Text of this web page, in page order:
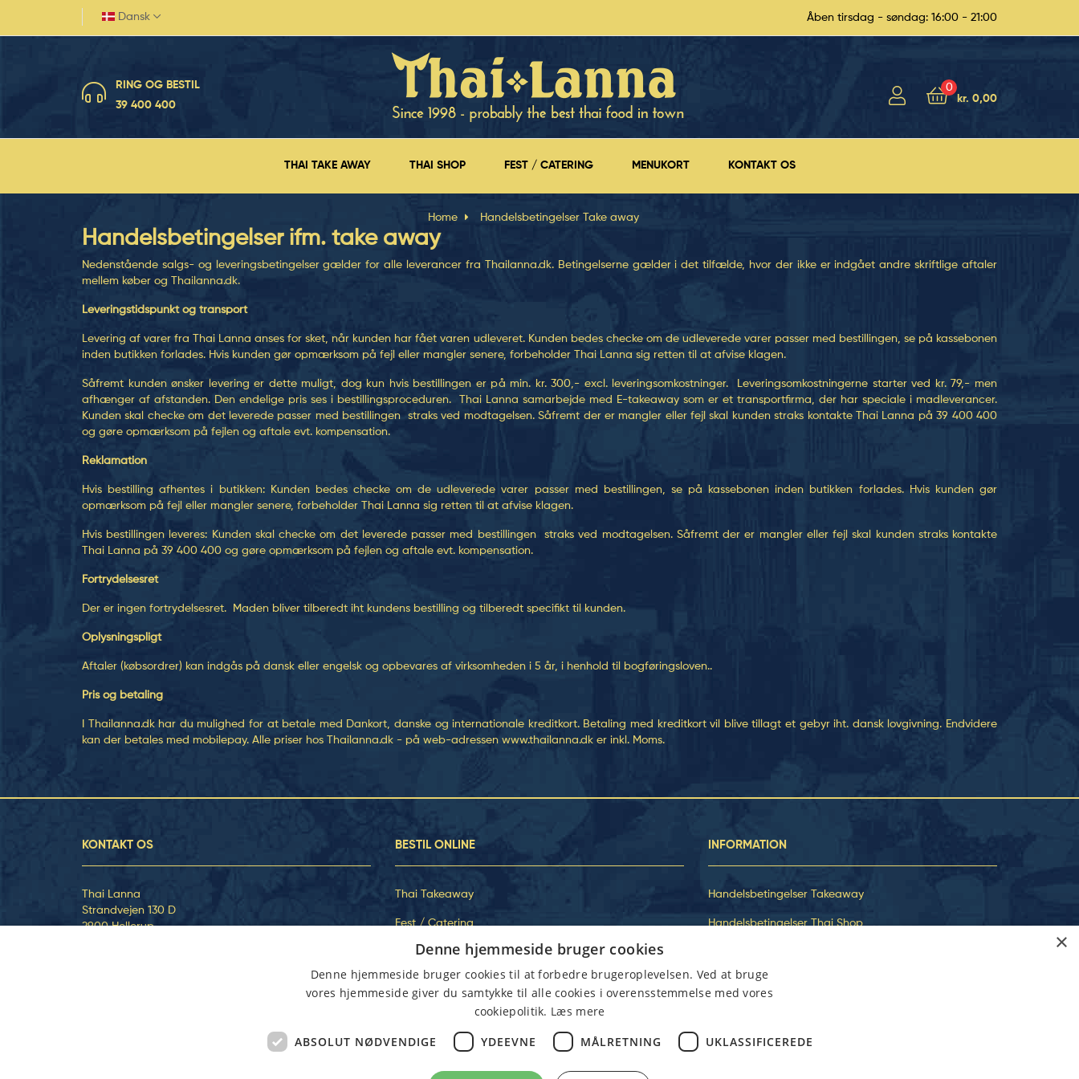
Dansk Åben tirsdag - søndag: 16:00 - 21:00
RING OG BESTIL
39 400 400
0
kr. 0,00
THAI TAKE AWAY THAI SHOP FEST / CATERING MENUKORT KONTAKT OS
Home Handelsbetingelser Take away
Handelsbetingelser ifm. take away
Nedenstående salgs- og leveringsbetingelser gælder for alle leverancer fra Thailanna.dk. Betingelserne gælder i det tilfælde, hvor der ikke er indgået andre skriftlige aftaler
mellem køber og
Thailanna.dk.
Leveringstidspunkt og transport
Levering af varer fra Thai Lanna anses for sket, når kunden har fået varen udleveret. Kunden bedes checke om de udleverede varer passer med bestillingen, se på kassebonen
inden butikken forlades. Hvis kunden gør opmærksom på fejl eller mangler senere, forbeholder Thai Lanna sig retten til at afvise klagen.
Såfremt kunden ønsker levering er dette muligt, dog kun hvis bestillingen er på min. kr. 300,- excl. leveringsomkostninger. Leveringsomkostningerne starter ved kr. 79,- men
afhænger af afstanden. Den endelige pris ses i bestillingsproceduren. Thai Lanna samarbejde med E-takeaway som er et transportfirma, der har speciale i madleverancer.
Kunden skal checke om det leverede passer med bestillingen straks ved modtagelsen. Såfremt der er mangler eller fejl skal kunden straks kontakte Thai Lanna på 39 400 400
og gøre opmærksom på fejlen og aftale evt. kompensation.
Reklamation
Hvis bestilling afhentes i butikken: Kunden bedes checke om de udleverede varer passer med bestillingen, se på kassebonen inden butikken forlades. Hvis kunden gør
opmærksom på fejl eller mangler senere, forbeholder Thai Lanna sig retten til at afvise klagen.
Hvis bestillingen leveres: Kunden skal checke om det leverede passer med bestillingen straks ved modtagelsen. Såfremt der er mangler eller fejl skal kunden straks kontakte
Thai Lanna på 39 400 400 og gøre opmærksom på fejlen og aftale evt. kompensation.
Fortrydelsesret
Der er ingen fortrydelsesret. Maden bliver tilberedt iht kundens bestilling og tilberedt specifikt til kunden.
Oplysningspligt
Aftaler (købsordrer) kan indgås på dansk eller engelsk og opbevares af virksomheden i 5 år, i henhold til bogføringsloven..
Pris og betaling
I Thailanna.dk har du mulighed for at betale med Dankort, danske og internationale kreditkort. Betaling med kreditkort vil blive tillagt et gebyr iht. dansk lovgivning. Endvidere
kan der betales med mobilepay. Alle priser hos Thailanna.dk - på web-adressen www.thailanna.dk er inkl. Moms.
KONTAKT OS
Thai Lanna
Strandvejen 130 D
2900 Hellerup
BESTIL ONLINE
Thai Takeaway
Fest / Catering
Thai Shop
Menukort
Allergener
INFORMATION
Handelsbetingelser Takeaway
Handelsbetingelser Thai Shop
Find Smiley
×
Denne hjemmeside bruger cookies
Denne hjemmeside bruger cookies til at forbedre brugeroplevelsen. Ved at bruge
vores hjemmeside giver du samtykke til alle cookies i overensstemmelse med vores
cookiepolitik. Læs mere
ABSOLUT NØDVENDIGE
YDEEVNE MÅLRETNING UKLASSIFICEREDE